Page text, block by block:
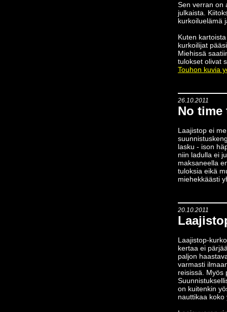
Sen verran on
julkaista.
kurkoiluelämä
Kuten
kurkoilijat
Miehissä
tulokset olivat
Touhon kuvia
26.10.2011
No time
Laajistop ei
lasku - ison
niin ladulla ei
maksaneella
tuloksia eikä
miehekkäästi
20.10.2011
Laajistop-
kertaa ei
paljon
varmasti
reisissä. Myös
on kuitenkin
nauttikaa koko